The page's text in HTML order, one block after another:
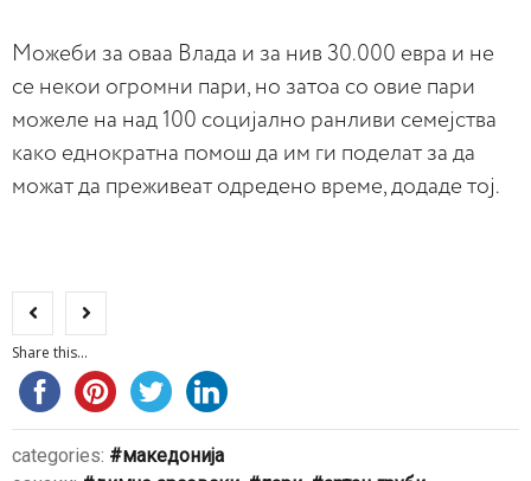
Можеби за оваа Влада и за нив 30.000 евра и не
се некои огромни пари, но затоа со овие пари
можеле на над 100 социјално ранливи семејства
како еднократна помош да им ги поделат за да
можат да преживеат одредено време, додаде тој.
Share this...
categories:
македонија